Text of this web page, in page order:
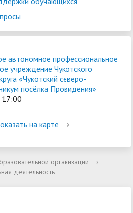
автономное профессиональное
учреждение Чукотского
«Чукотский северо-
посёлка Провидения»
на карте
организации
›
деятельность